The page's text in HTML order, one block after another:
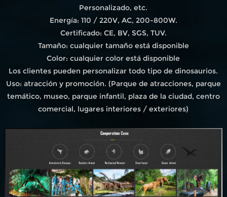
Personalizado, etc.
Energía: 110 / 220V, AC, 200-800W.
Certificado: CE, BV, SGS, TUV.
Tamaño: cualquier tamaño está disponible
Color: cualquier color está disponible
Los clientes pueden personalizar todo tipo de dinosaurios.
Uso: atracción y promoción. (Parque de atracciones, parque
temático, museo, parque infantil, plaza de la ciudad, centro
comercial, lugares interiores / exteriores)